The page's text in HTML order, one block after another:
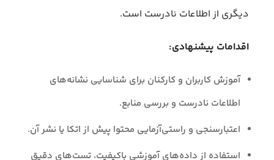
دیگری از اطلاعات نادرست است.
اقدامات پیشنهادی:
آموزش کاربران و کارکنان برای شناسایی نشانه‌های
اطلاعات نادرست و بررسی منابع.
اعتبارسنجی و راستی‌آزمایی محتوا پیش از اتکا یا نشر آن.
استفاده از داده‌های آموزشی باکیفیت، تست‌های دقیق